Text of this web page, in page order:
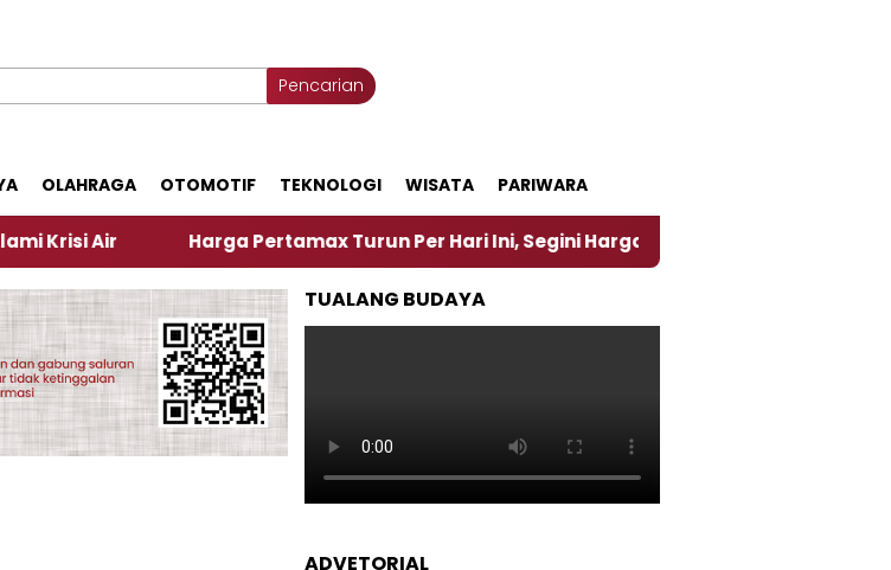
Pencarian
OLAHRAGA OTOMOTIF TEKNOLOGI WISATA PARIWARA
Harga Pertamax Turun Per Hari Ini, Segini Harganya
TUALANG BUDAYA
ADVETORIAL